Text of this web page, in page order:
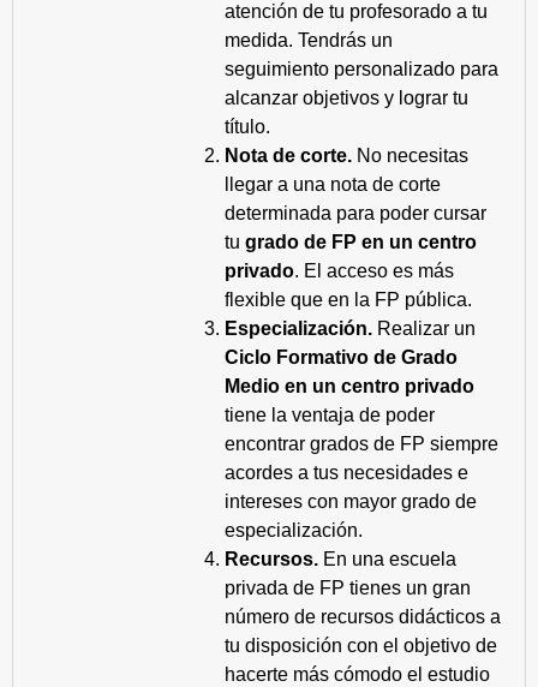
atención de tu profesorado a tu
medida. Tendrás un
seguimiento personalizado para
alcanzar objetivos y lograr tu
título.
Nota de corte. No necesitas
llegar a una nota de corte
determinada para poder cursar
tu grado de FP en un centro
privado. El acceso es más
flexible que en la FP pública.
Especialización. Realizar un
Ciclo Formativo de Grado
Medio en un centro privado
tiene la ventaja de poder
encontrar grados de FP siempre
acordes a tus necesidades e
intereses con mayor grado de
especialización.
Recursos. En una escuela
privada de FP tienes un gran
número de recursos didácticos a
tu disposición con el objetivo de
hacerte más cómodo el estudio